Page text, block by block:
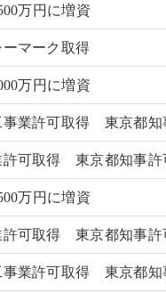
万円に増資
マーク取得
万円に増資
事業許可取得 東京都知
許可取得 東京都知事許
万円に増資
許可取得 東京都知事許
事業許可取得 東京都知